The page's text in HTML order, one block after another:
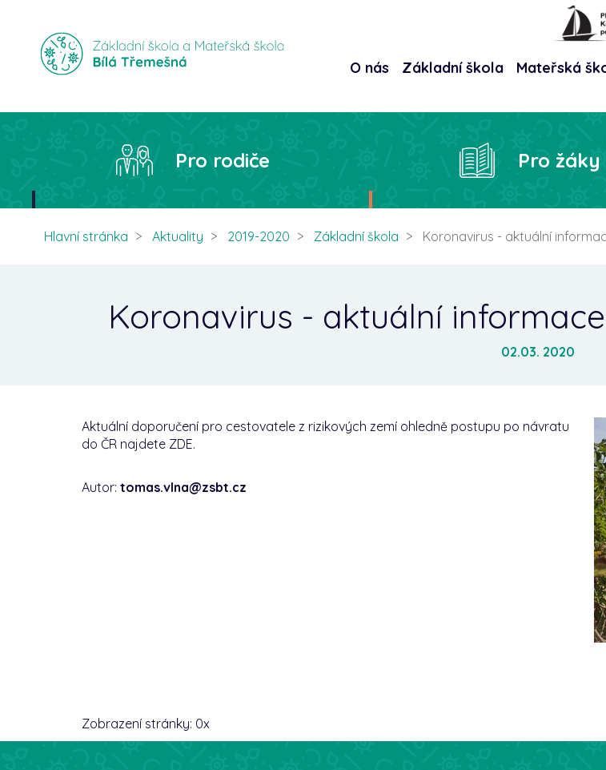
O nás Základní škola Mateřská
Pro rodiče Pro žáky
Hlavní stránka Aktuality 2019-2020 Základní škola Koronavirus - aktuální
Koronavirus - aktuální
02.03. 2020
Aktuální doporučení pro cestovatele z rizikových zemí ohledně postupu po návratu
do ČR najdete ZDE.
Autor: tomas.vlna@zsbt.cz
Zobrazení stránky: 0x